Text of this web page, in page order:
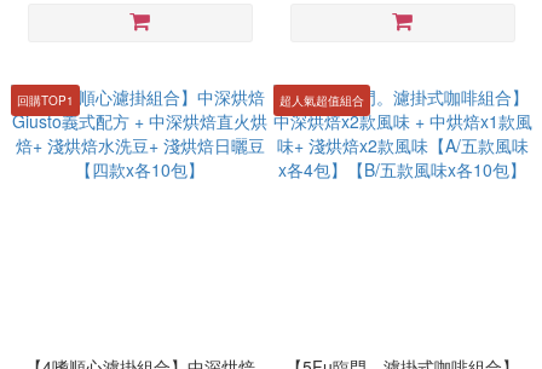
回購TOP1 超人氣超值組合